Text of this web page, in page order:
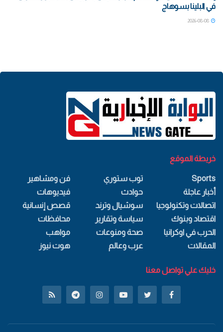
في البلينا بسوهاج
خريطة الموقع
Sports
أخبار عاجلة
اتصالات وتكنولوجيا
اقتصاد وبنوك
الحرب في اوكرانيا
المقالات
توب ستوري
حوادث
سوشيال وترند
سياسة وتقارير
صحة ومنوعات
عرب وعالم
فن ومشاهير
فيديوهات
قصص إنسانية
محافظات
مواهب
هوت نيوز
خليك علي تواصل معنا